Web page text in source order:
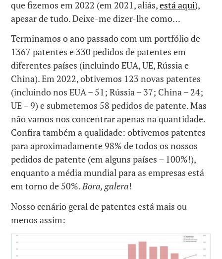
que fizemos em 2022 (em 2021, aliás,está aqui),
apesar de tudo. Deixe-me dizer-lhe como…
Terminamos o ano passado com um portfólio de
1367 patentes e 330 pedidos de patentes em
diferentes países (incluindo EUA, UE, Rússia e
China). Em 2022, obtivemos 123 novas patentes
(incluindo nos EUA – 51; Rússia – 37; China – 24;
UE – 9) e submetemos 58 pedidos de patente. Mas
não vamos nos concentrar apenas na quantidade.
Confira também a qualidade: obtivemos patentes
para aproximadamente 98% de todos os nossos
pedidos de patente (em alguns países – 100%!),
enquanto a média mundial para as empresas está
em torno de 50%.Bora, galera!
Nosso cenário geral de patentes está mais ou
menos assim: